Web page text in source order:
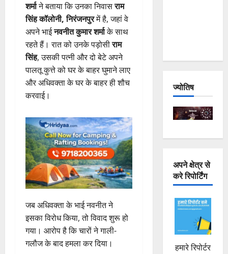
शर्माने बताया कि उनका निवासराम
सिंह कॉलोनी, निरंजनपुरमें है, जहां वे
अपने भाईनवनीत कुमार शर्माके साथ
रहते हैं। रात को उनके पड़ोसीराम
सिंह, उसकी पत्नी और दो बेटे अपने
पालतू कुत्ते को घर के बाहर घुमाने लाए
और अधिवक्ता के घर के बाहर ही शौच
करवाई।
जब अधिवक्ता के भाई नवनीत ने
इसका विरोध किया, तो विवाद शुरू हो
गया। आरोप है कि चारों ने गाली-
गलौज के बाद हमला कर दिया।
ज्योतिष
अपने क्षेत्र से
करे रिपोर्टिंग
हमारे रिपोर्टर